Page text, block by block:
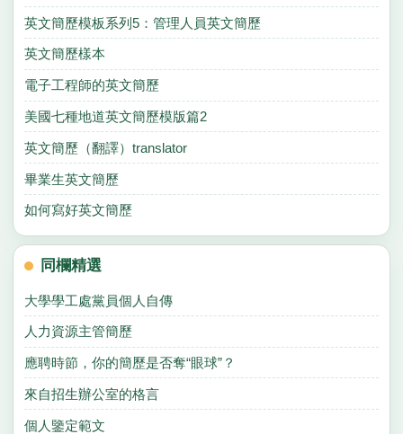
英文簡歷模板系列5：管理人員英文簡歷
英文簡歷樣本
電子工程師的英文簡歷
美國七種地道英文簡歷模版篇2
英文簡歷（翻譯）translator
畢業生英文簡歷
如何寫好英文簡歷
同欄精選
大學學工處黨員個人自傳
人力資源主管簡歷
應聘時節，你的簡歷是否奪“眼球”？
來自招生辦公室的格言
個人鑒定範文